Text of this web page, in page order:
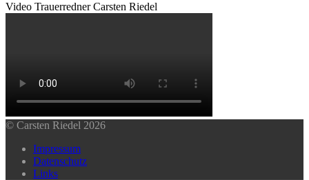
Video Trauerredner Carsten Riedel
© Carsten Riedel 2026
Impressum
Datenschutz
Links